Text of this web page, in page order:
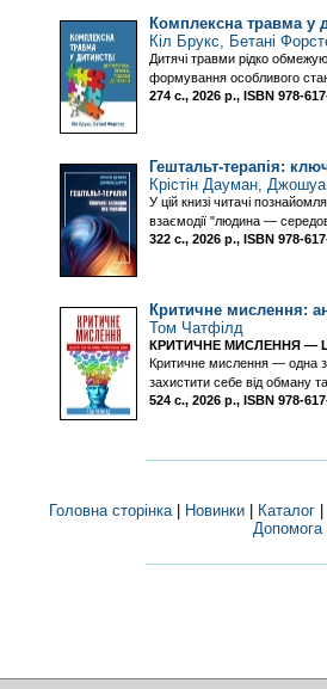
Комплексна травма у
Кіл Брукс, Бетані
Дитячі травми рідко
формування особливого
274 с., 2026 р., ISBN 978-
Гештальт-терапія:
Крістін Дауман, Джошуа
У цій книзі читачі
взаємодії "людина —
322 с., 2026 р., ISBN 978-
Критичне мислення:
Том Чатфілд
КРИТИЧНЕ МИСЛЕННЯ —
Критичне мислення — одна з
захистити себе від обману
524 с., 2026 р., ISBN 978-
Головна сторінка| Новинки| Каталог|
Допомога